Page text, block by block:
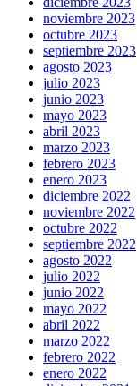
noviembre 2023
octubre 2023
septiembre 2023
agosto 2023
julio 2023
junio 2023
mayo 2023
abril 2023
marzo 2023
febrero 2023
enero 2023
diciembre 2022
noviembre 2022
octubre 2022
septiembre 2022
agosto 2022
julio 2022
junio 2022
mayo 2022
abril 2022
marzo 2022
febrero 2022
enero 2022